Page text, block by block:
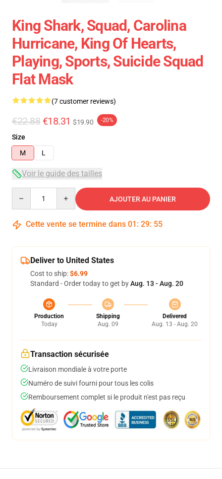
King Shark, Squad, Carolina
Hurricane, King Of Hearts,
Playing, Sports, Suicide Squad
Flat Mask
(7 customer reviews)
€22.88 €18.31 $19.90 -20%
Size
M
L
Voir le guide des tailles
AJOUTER AU PANIER
Cette vente se termine dans 01 : 29: 54
Deliver to United States
Cost to ship:$6.99
Standard - Order today to get byAug. 13 - Aug. 20
Production
Today
Shipping
Aug. 09
Delivered
Aug. 13 - Aug. 20
Transaction sécurisée
Livraison mondiale à votre porte
Numéro de suivi fourni pour tous les colis
Remboursement complet si le produit n'est pas reçu